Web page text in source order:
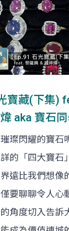
寶藏(下集)
aka 寶石
璨閃耀的寶石
的「四大寶石
遠比我們想像
要聊聊令人心
角度切入告訴